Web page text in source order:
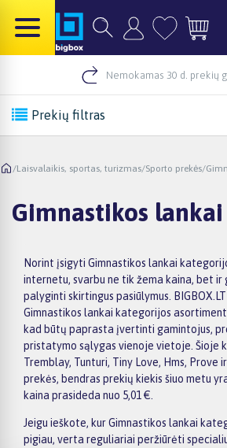
Nemokamas 30 d. prekių
Prekių filtras
/Laisvalaikis, sportas, turizmas/Sporto prekės/
Gimnastikos lankai
Norint įsigyti Gimnastikos lankai
internetu, svarbu ne tik žema kaina, bet
palyginti skirtingus pasiūlymus.
Gimnastikos lankai kategorijos
kad būtų paprasta įvertinti gamintojus,
pristatymo sąlygas vienoje vietoje. Šioje
Tremblay, Tunturi, Tiny Love, Hms, Prove
prekės, bendras prekių kiekis šiuo metu
kaina prasideda nuo 5,01 €.
Jeigu ieškote, kur Gimnastikos lankai
pigiau, verta reguliariai peržiūrėti